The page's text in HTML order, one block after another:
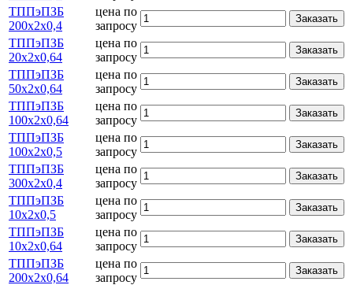
ТППэПЗБ
200х2х0,4
цена по
запросу
Заказать
ТППэПЗБ
20х2х0,64
цена по
запросу
Заказать
ТППэПЗБ
50х2х0,64
цена по
запросу
Заказать
ТППэПЗБ
100х2х0,64
цена по
запросу
Заказать
ТППэПЗБ
100х2х0,5
цена по
запросу
Заказать
ТППэПЗБ
300х2х0,4
цена по
запросу
Заказать
ТППэПЗБ
10х2х0,5
цена по
запросу
Заказать
ТППэПЗБ
10х2х0,64
цена по
запросу
Заказать
ТППэПЗБ
200х2х0,64
цена по
запросу
Заказать